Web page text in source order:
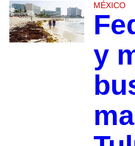
MÉXICO
y